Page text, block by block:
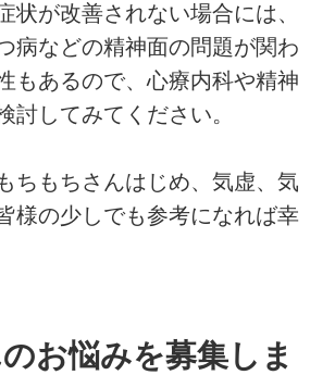
状が改善されない場合には、
病などの精神面の問題が関わ
もあるので、心療内科や精神
討してみてください。
ちもちさんはじめ、気虚、気
様の少しでも参考になれば幸
お悩みを募集しま